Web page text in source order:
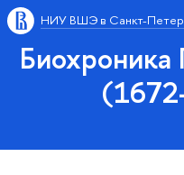
НИУ ВШЭ в Санкт-
Биохроника